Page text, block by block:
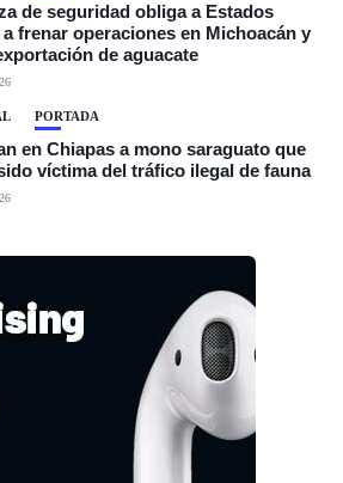
de seguridad obliga a Estados
frenar operaciones en Michoacán y
de aguacate
PORTADA
en Chiapas a mono saraguato que
víctima del tráfico ilegal de fauna